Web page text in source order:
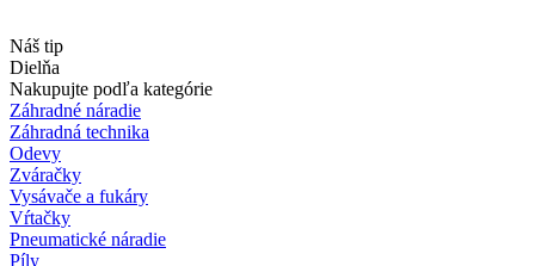
Náš tip
Dielňa
Nakupujte podľa kategórie
Záhradné náradie
Záhradná technika
Odevy
Zváračky
Vysávače a fukáry
Vŕtačky
Pneumatické náradie
Píly